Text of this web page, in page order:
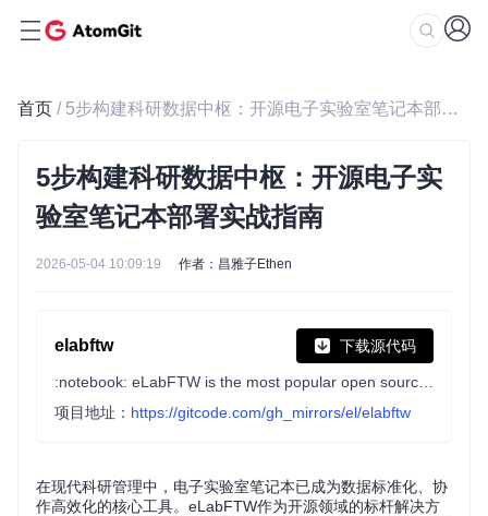
首页 / 5步构建科研数据中枢：开源电子实验室笔记本部署实战指南
5步构建科研数据中枢：开源电子实
验室笔记本部署实战指南
2026-05-04 10:09:19 作者：昌雅子Ethen
elabftw 下载源代码
项目地址： https://gitcode.com/gh_mirrors/el/elabftw
在现代科研管理中，电子实验室笔记本已成为数据标准化、协
作高效化的核心工具。eLabFTW作为开源领域的标杆解决方